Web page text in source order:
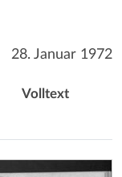
28. Januar 1972
Volltext